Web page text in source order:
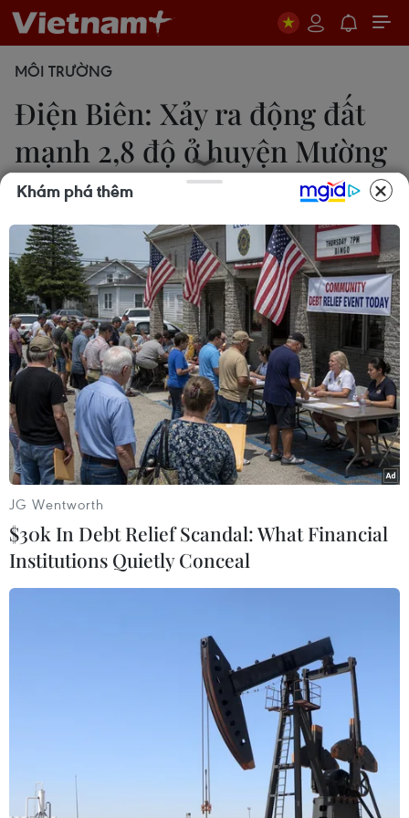
MÔI TRƯỜNG
Điện Biên: Xảy ra động đất
mạnh 2,8 độ ở huyện Mường
Nhé
Khánh An-Tuấn Anh
24/08/2019 09:13
Tuy trận động đất có cường độ không lớn nhưng
do độ sâu chấn tiêu khá gần mặt đất nên người
dân ở khu vực Mường Nhé đã cảm nhận được sự
rung lắc do dư chấn trận động đất gây ra.
Cán bộ Trạm địa chấn Điện Biên kiểm tra giản đồ cường độ
trận động đất. (Ảnh: Phan Tuấn Anh/TTXVN)
Ngày 24/8, trên địa bàn huyện Mường Nhé, tỉnh
Điện Biên đã xảy ra một trận động đất có cường
độ 2,8.
Khám phá thêm
JG Wentworth
$30k In Debt Relief Scandal: What Financial
Institutions Quietly Conceal